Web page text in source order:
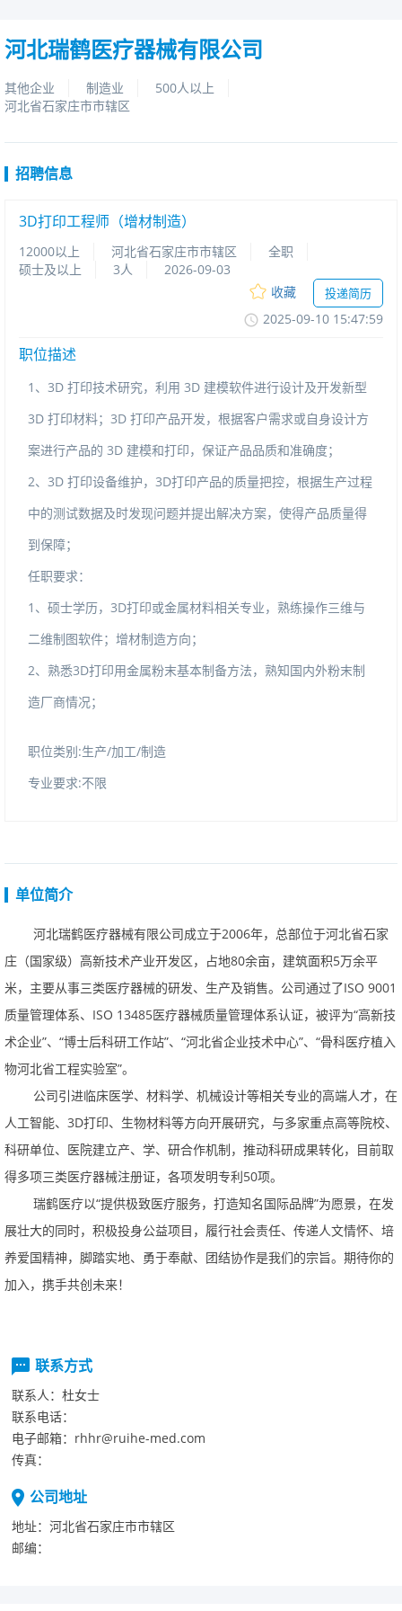
河北瑞鹤医疗器械有限公司
其他企业 制造业
500人以上
河北省石家庄市市辖区
招聘信息
3D打印工程师（增材制造）
12000以上 河北省石家庄市市辖区
全职
硕士及以上
3人
2026-09-03
收藏
投递简历
2025-09-1015:47:59
职位描述
1、3D打印技术研究，利用3D建模软件进行设计及开发新型
3D打印材料；3D打印产品开发，根据客户需求或自身设计方
案进行产品的3D建模和打印，保证产品品质和准确度；
2、3D打印设备维护，3D打印产品的质量把控，根据生产过程
中的测试数据及时发现问题并提出解决方案，使得产品质量得
到保障；
任职要求：
1、硕士学历，3D打印或金属材料相关专业，熟练操作三维与
二维制图软件；增材制造方向；
2、熟悉3D打印用金属粉末基本制备方法，熟知国内外粉末制
造厂商情况；
职位类别:生产/加工/制造
专业要求:不限
单位简介
河北瑞鹤医疗器械有限公司成立于2006年，总部位于河北省石家
庄（国家级）高新技术产业开发区，占地80余亩，建筑面积5万余平
米，主要从事三类医疗器械的研发、生产及销售。公司通过了ISO9001
质量管理体系、ISO13485医疗器械质量管理体系认证，被评为“高新技
术企业”、“博士后科研工作站”、“河北省企业技术中心”、“骨科医疗植入
物河北省工程实验室”。
公司引进临床医学、材料学、机械设计等相关专业的高端人才，在
人工智能、3D打印、生物材料等方向开展研究，与多家重点高等院校、
科研单位、医院建立产、学、研合作机制，推动科研成果转化，目前取
得多项三类医疗器械注册证，各项发明专利50项。
瑞鹤医疗以“提供极致医疗服务，打造知名国际品牌”为愿景，在发
展壮大的同时，积极投身公益项目，履行社会责任、传递人文情怀、培
养爱国精神，脚踏实地、勇于奉献、团结协作是我们的宗旨。期待你的
加入，携手共创未来！
联系方式
联系人： 杜女士
联系电话：
电子邮箱： rhhr@ruihe-med.com
传真：
公司地址
地址： 河北省石家庄市市辖区
邮编：